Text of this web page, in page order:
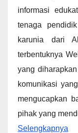
informasi
tenaga
karunia dari
terbentuknya
yang
komunikasi
mengucapkan
pihak yang
Selengkapnya